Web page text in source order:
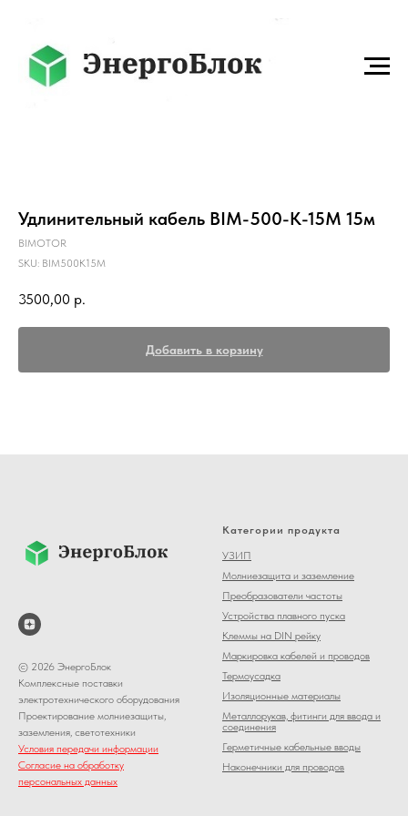
Удлинительный кабель BIM-500-K-15M 15м
BIMOTOR
SKU: BIM500K15M
3500,00 р.
Добавить в корзину
© 2026 ЭнергоБлок
Комплексные поставки
электротехнического оборудования
Проектирование молниезащиты,
заземления, светотехники
Условия передачи информации
Согласие на обработку
персональных данных
Категории продукта
УЗИП
Молниезащита и заземление
Преобразователи частоты
Устройства плавного пуска
Клеммы на DIN рейку
Маркировка кабелей и проводов
Термоусадка
Изоляционные материалы
Металлорукав, фитинги для ввода и
соединения
Герметичные кабельные вводы
Наконечники для проводов